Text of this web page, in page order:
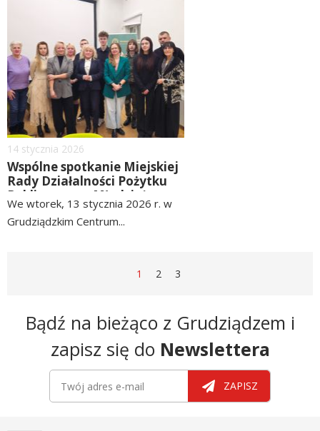
Dodano
14 stycznia 2026
Wspólne spotkanie Miejskiej
Rady Działalności Pożytku
Publicznego z Młodzieżową
Radą Miejską Grudziądza i
Radą Kobiet przy
We wtorek, 13 stycznia 2026 r. w
Grudziądzkim Centrum...
STRONA
1 STRONA
2 STRONA
3
Newsletter
Bądź na bieżąco z Grudziądzem i
zapisz się do Newslettera
ZAPISZ